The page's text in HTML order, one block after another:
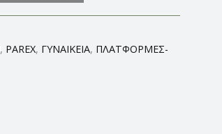
, PAREX, ΓΥΝΑΙΚΕΙΑ, ΠΛΑΤΦΟΡΜΕΣ-